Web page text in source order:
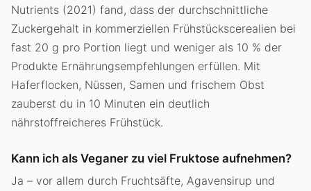
Nutrients (2021) fand, dass der durchschnittliche
Zuckergehalt in kommerziellen Frühstückscerealien bei
fast 20 g pro Portion liegt und weniger als 10 % der
Produkte Ernährungsempfehlungen erfüllen. Mit
Haferflocken, Nüssen, Samen und frischem Obst
zauberst du in 10 Minuten ein deutlich
nährstoffreicheres Frühstück.
Kann ich als Veganer zu viel Fruktose aufnehmen?
Ja – vor allem durch Fruchtsäfte, Agavensirup und